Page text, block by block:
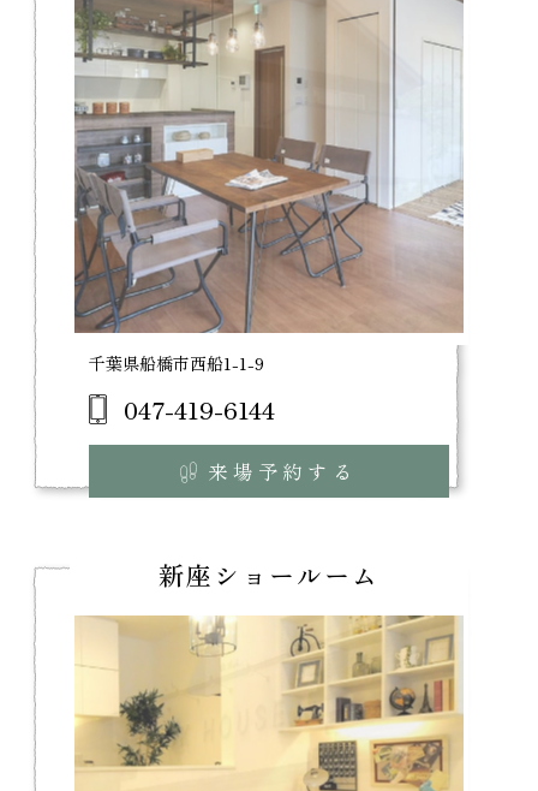
千葉県船橋市西船1-1-9
047-419-6144
来場予約する
新座ショールーム